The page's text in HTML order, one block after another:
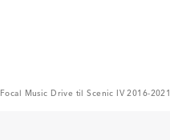
Focal Music Drive til Scenic IV 2016-2021